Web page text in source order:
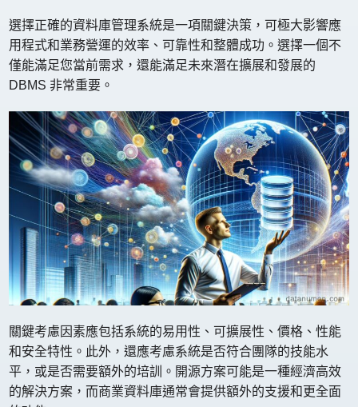
選擇正確的資料庫管理系統是一項關鍵決策，可極大影響應
用程式和業務營運的效率、可靠性和整體成功。選擇一個不
僅能滿足您當前需求，還能滿足未來潛在擴展和發展的
DBMS 非常重要。
關鍵考慮因素應包括系統的易用性、可擴展性、價格、性能
和安全特性。此外，還應考慮系統是否符合團隊的技能水
平，或是否需要額外的培訓。開源方案可能是一種經濟高效
的解決方案，而商業資料庫通常會提供額外的支援和更全面